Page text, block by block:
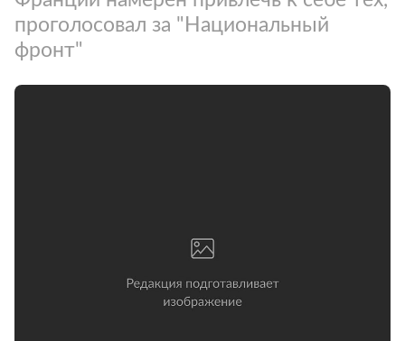
проголосовал за "Национальный
фронт"